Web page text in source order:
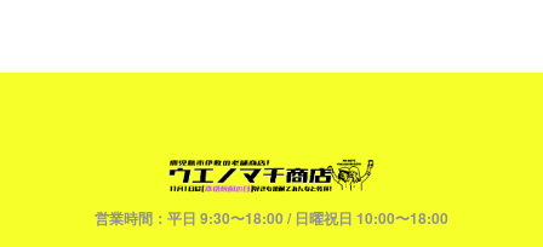
営業時間：平日 9:30〜18:00 / 日曜祝日 10:00〜18:00